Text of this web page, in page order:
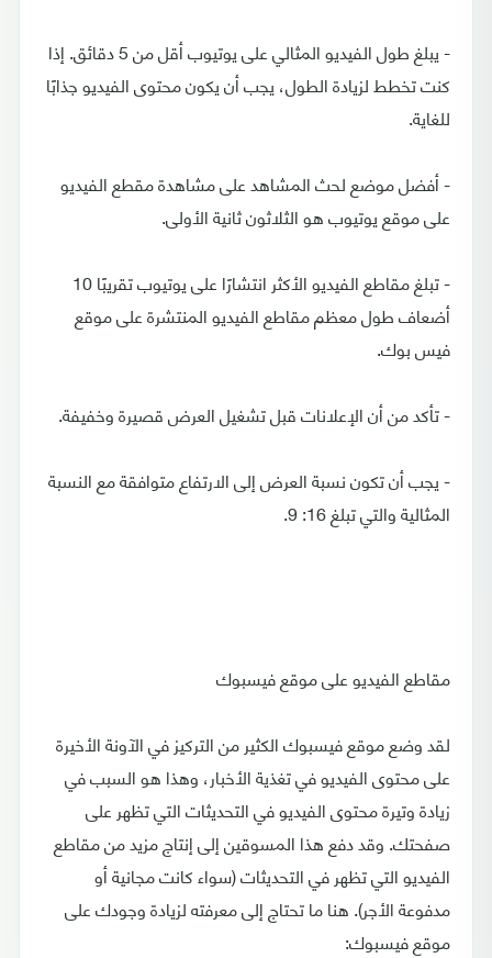
- يبلغ طول الفيديو المثالي على يوتيوب أقل من 5 دقائق. إذا
كنت تخطط لزيادة الطول، يجب أن يكون محتوى الفيديو جذابًا
للغاية.
- أفضل موضع لحث المشاهد على مشاهدة مقطع الفيديو
على موقع يوتيوب هو الثلاثون ثانية الأولى.
- تبلغ مقاطع الفيديو الأكثر انتشارًا على يوتيوب تقريبًا 10
أضعاف طول معظم مقاطع الفيديو المنتشرة على موقع
فيس بوك.
- تأكد من أن الإعلانات قبل تشغيل العرض قصيرة وخفيفة.
- يجب أن تكون نسبة العرض إلى الارتفاع متوافقة مع النسبة
المثالية والتي تبلغ 16: 9.
مقاطع الفيديو على موقع فيسبوك
لقد وضع موقع فيسبوك الكثير من التركيز في الآونة الأخيرة
على محتوى الفيديو في تغذية الأخبار، وهذا هو السبب في
زيادة وتيرة محتوى الفيديو في التحديثات التي تظهر على
صفحتك. وقد دفع هذا المسوقين إلى إنتاج مزيد من مقاطع
الفيديو التي تظهر في التحديثات (سواء كانت مجانية أو
مدفوعة الأجر). هنا ما تحتاج إلى معرفته لزيادة وجودك على
موقع فيسبوك: